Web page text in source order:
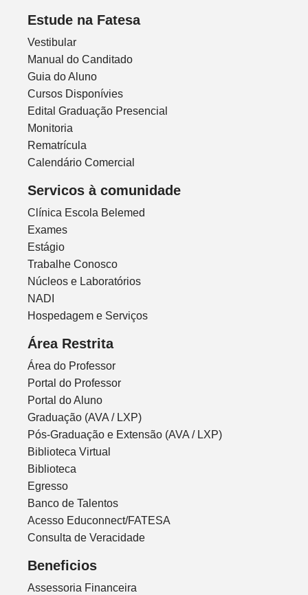
Estude na Fatesa
Vestibular
Manual do Canditado
Guia do Aluno
Cursos Disponívies
Edital Graduação Presencial
Monitoria
Rematrícula
Calendário Comercial
Servicos à comunidade
Clínica Escola Belemed
Exames
Estágio
Trabalhe Conosco
Núcleos e Laboratórios
NADI
Hospedagem e Serviços
Área Restrita
Área do Professor
Portal do Professor
Portal do Aluno
Graduação (AVA / LXP)
Pós-Graduação e Extensão (AVA / LXP)
Biblioteca Virtual
Biblioteca
Egresso
Banco de Talentos
Acesso Educonnect/FATESA
Consulta de Veracidade
Beneficios
Assessoria Financeira